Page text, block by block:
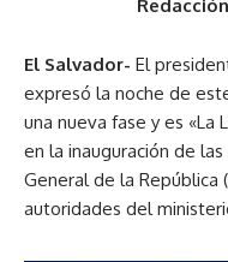
El Salvador- El
expresó la noche de
una nueva fase y es «La
en la inauguración de
General de la República
autoridades del